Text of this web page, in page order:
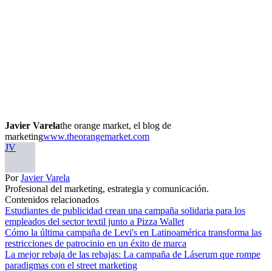
Javier Varelathe orange market, el blog de
marketingwww.theorangemarket.com
JV
PorJavier Varela
Profesional del marketing, estrategia y comunicación.
Contenidos relacionados
Estudiantes de publicidad crean una campaña solidaria para los
empleados del sector textil junto a Pizza Wallet
Cómo la última campaña de Levi's en Latinoamérica transforma las
restricciones de patrocinio en un éxito de marca
La mejor rebaja de las rebajas: La campaña de Láserum que rompe
paradigmas con el street marketing